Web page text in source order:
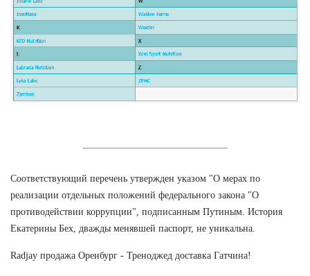
Соответствующий перечень утвержден указом "О мерах по
реализации отдельных положений федерального закона "О
противодействии коррупции", подписанным Путиным. История
Екатерины Бех, дважды менявшей паспорт, не уникальна.
Radjay продажа Оренбург - Треноджед доставка Гатчина!